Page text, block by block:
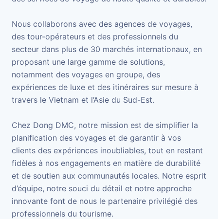
Nous collaborons avec des agences de voyages,
des tour-opérateurs et des professionnels du
secteur dans plus de 30 marchés internationaux, en
proposant une large gamme de solutions,
notamment des voyages en groupe, des
expériences de luxe et des itinéraires sur mesure à
travers le Vietnam et l’Asie du Sud-Est.
Chez Dong DMC, notre mission est de simplifier la
planification des voyages et de garantir à vos
clients des expériences inoubliables, tout en restant
fidèles à nos engagements en matière de durabilité
et de soutien aux communautés locales. Notre esprit
d’équipe, notre souci du détail et notre approche
innovante font de nous le partenaire privilégié des
professionnels du tourisme.